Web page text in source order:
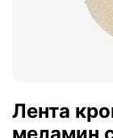
Лента